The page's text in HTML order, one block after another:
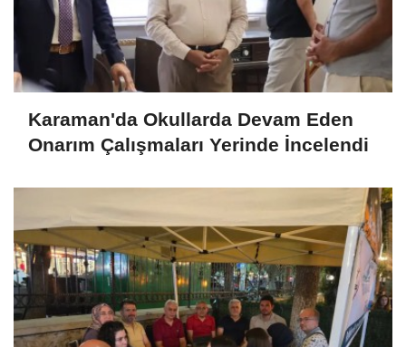
Karaman'da Okullarda Devam Eden
Onarım Çalışmaları Yerinde İncelendi